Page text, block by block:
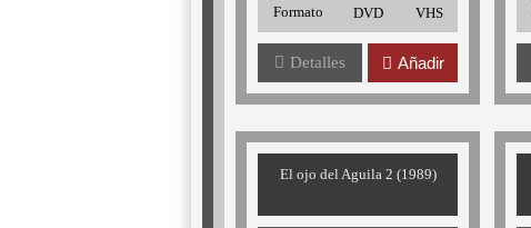
Formato DVD VHS
Detalles Añadir
El ojo del Aguila 2 (1989)